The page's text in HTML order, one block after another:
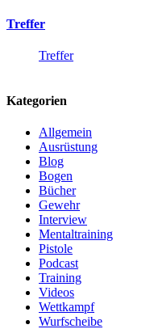
Treffer
Treffer
Kategorien
Allgemein
Ausrüstung
Blog
Bogen
Bücher
Gewehr
Interview
Mentaltraining
Pistole
Podcast
Training
Videos
Wettkampf
Wurfscheibe